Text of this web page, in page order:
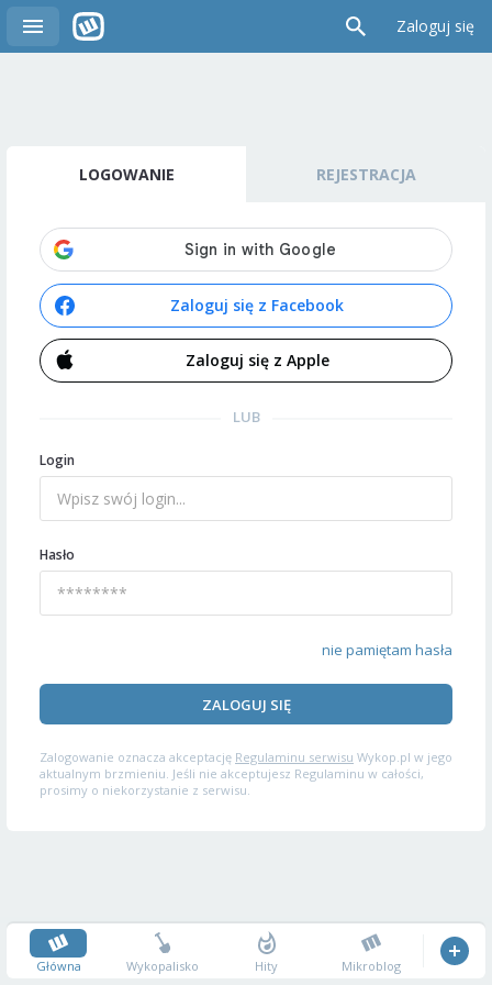
Zaloguj się
LOGOWANIE REJESTRACJA
Zaloguj się z Facebook
Zaloguj się z Apple
LUB
Login
Hasło
nie pamiętam hasła
ZALOGUJ SIĘ
Zalogowanie oznacza akceptację Regulaminu serwisu Wykop.pl w jego
aktualnym brzmieniu. Jeśli nie akceptujesz Regulaminu w całości,
prosimy o niekorzystanie z serwisu.
Główna Wykopalisko Hity Mikroblog